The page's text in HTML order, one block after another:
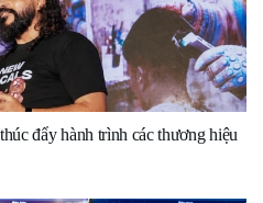
đẩy hành trình các thương hiệu